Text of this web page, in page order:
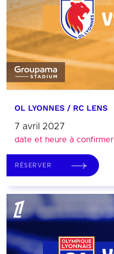
OL LYONNES / RC LENS
7 avril 2027
date et heure à confirmer
RÉSERVER